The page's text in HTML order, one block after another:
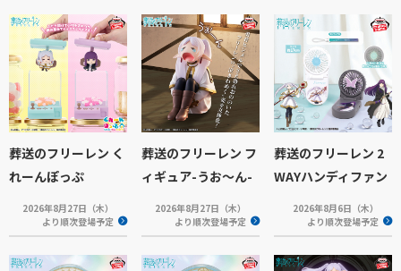
葬送のフリーレン く
れーんぽっぷ
2026年8月27日（木）
より順次登場予定
葬送のフリーレン フ
ィギュア-うお～ん-
2026年8月27日（木）
より順次登場予定
葬送のフリーレン 2
WAYハンディファン
2026年8月6日（木）
より順次登場予定